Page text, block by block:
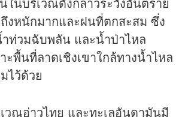
งหนักมากและฝนที่ตกสะสม ซึ่ง
ำท่วมฉับพลัน และน้ำป่าไหล
ะพื้นที่ลาดเชิงเขาใกล้ทางน้ำไหล
ไว้ด้วย
วณอ่าวไทย และทะเลอันดามันมี